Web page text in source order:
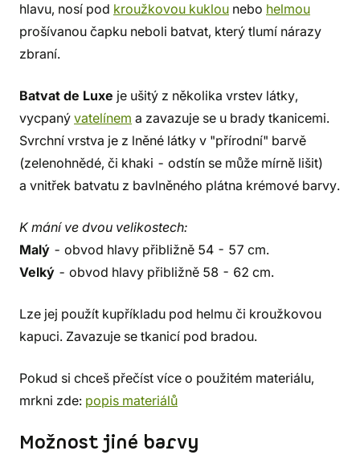
hlavu, nosí pod kroužkovou kuklou nebo helmou
prošívanou čapku neboli batvat, který tlumí nárazy
zbraní.
Batvat de Luxe je ušitý z několika vrstev látky,
vycpaný vatelínem a zavazuje se u brady tkanicemi.
Svrchní vrstva je z lněné látky v "přírodní" barvě
(zelenohnědé, či khaki - odstín se může mírně lišit)
a vnitřek batvatu z bavlněného plátna krémové barvy.
K mání ve dvou velikostech:
Malý - obvod hlavy přibližně 54 - 57 cm.
Velký - obvod hlavy přibližně 58 - 62 cm.
Lze jej použít kupříkladu pod helmu či kroužkovou
kapuci. Zavazuje se tkanicí pod bradou.
Pokud si chceš přečíst více o použitém materiálu,
mrkni zde: popis materiálů
Možnost jiné barvy